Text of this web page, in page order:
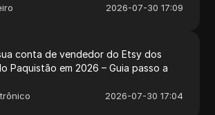
2026-07-30 17:09
conta de vendedor do Etsy dos
Paquistão em 2026 – Guia passo a
2026-07-30 17:04